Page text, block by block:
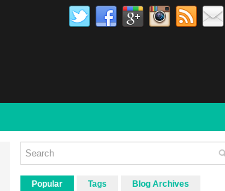
Popular Tags Blog Archives